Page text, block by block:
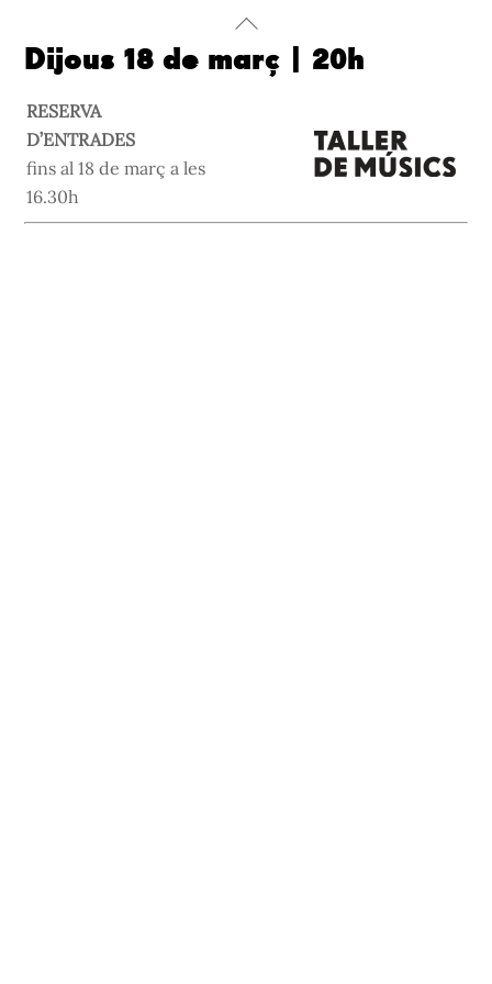
contentDijous 18 de març | 20h
RESERVA
D’ENTRADES
fins al 18 de març a les
16.30h
Back
Top